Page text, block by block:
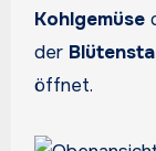
Kohlgemüse
der
öffnet.